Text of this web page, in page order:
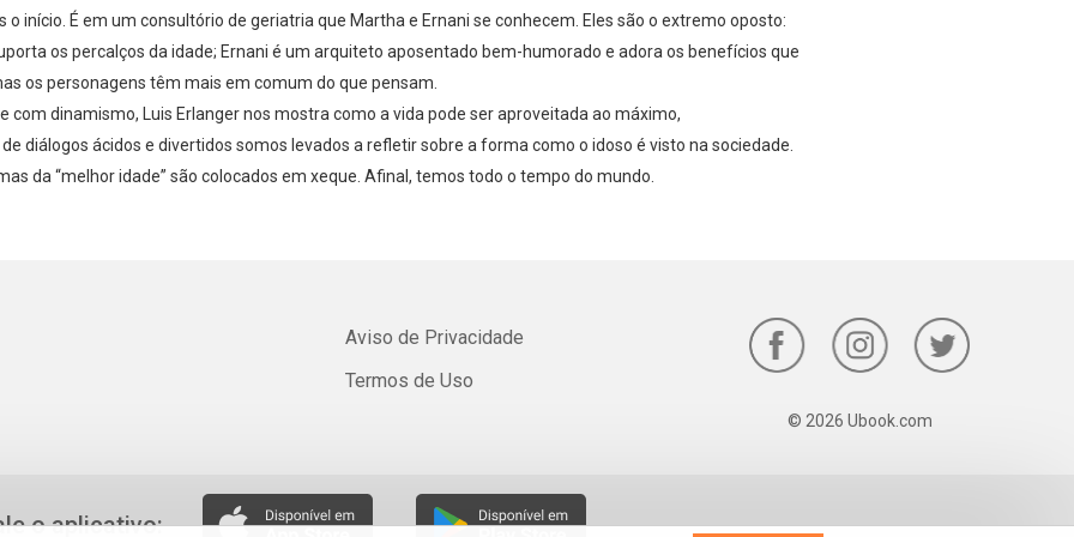
o início. É em um consultório de geriatria que Martha e Ernani se conhecem. Eles são o extremo oposto:
os percalços da idade; Ernani é um arquiteto aposentado bem-humorado e adora os benefícios que
os personagens têm mais em comum do que pensam.
dinamismo, Luis Erlanger nos mostra como a vida pode ser aproveitada ao máximo,
diálogos ácidos e divertidos somos levados a refletir sobre a forma como o idoso é visto na sociedade.
da “melhor idade” são colocados em xeque. Afinal, temos todo o tempo do mundo.
Aviso de Privacidade
Termos de Uso
© 2026 Ubook.com
o aplicativo: